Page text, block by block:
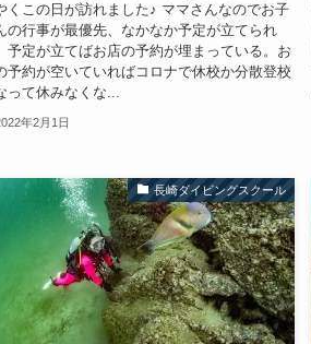
くこの日が訪れました♪ ママさんなのでお子
の行事が最優先、なかなか予定が立てられ
予定が立てばお店の予約が埋まっている。お
予約が空いていればコロナで休校か分散登校
って休みなくな...
年2月1日
長崎ダイビングスクール